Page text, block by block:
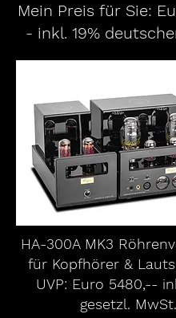
Mein Preis für Sie:
- inkl. 19%
HA-300A MK3
für Kopfhörer &
UVP: Euro 5480,--
gesetzl. MwSt.